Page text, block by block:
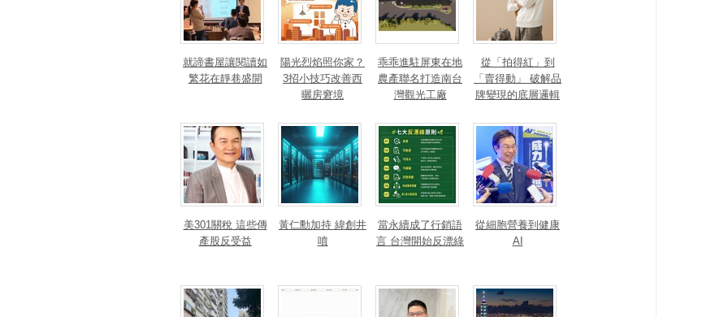
就諦書屋讓閱讀如
繁花在靜巷盛開
陽光烈焰照你家？
3招小技巧改善西
曬房窘境
乖乖進駐屏東在地
農產聯名打造南台
灣觀光工廠
從「拍得紅」到
「賣得動」 破解品
牌變現的底層邏輯
美301關稅 這些傳
產股反受益
黃仁勳加持 緯創井
噴
當永續成了行銷語
言 台灣開始反漂綠
從細胞營養到健康
AI